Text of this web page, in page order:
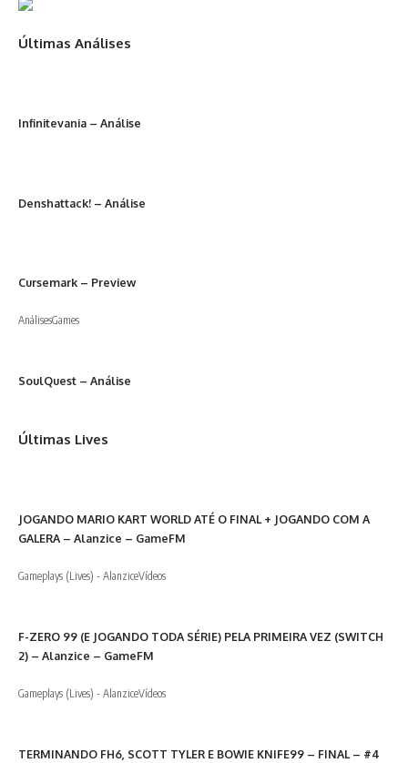
Últimas Análises
Infinitevania – Análise
Denshattack! – Análise
Cursemark – Preview
AnálisesGames
SoulQuest – Análise
Últimas Lives
JOGANDO MARIO KART WORLD ATÉ O FINAL + JOGANDO COM A
GALERA – Alanzice – GameFM
Gameplays (Lives) - AlanziceVídeos
F-ZERO 99 (E JOGANDO TODA SÉRIE) PELA PRIMEIRA VEZ (SWITCH
2) – Alanzice – GameFM
Gameplays (Lives) - AlanziceVídeos
TERMINANDO FH6, SCOTT TYLER E BOWIE KNIFE99 – FINAL – #4